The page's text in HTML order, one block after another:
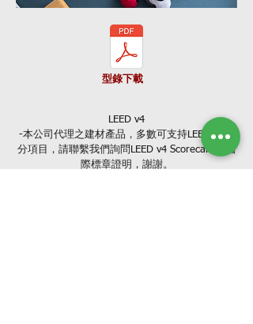
型錄下載
LEED v4
-本公司代理之建材產品，多數可支持LEED v4加
分項目，請聯繫我們詢問LEED v4 Scorecard與國
際標章證明，謝謝。